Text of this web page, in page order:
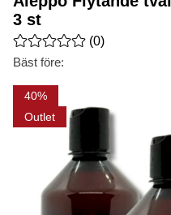
3 st
Medelbetyg 0 av 5 Antal
(0)
Bäst före:
40
Outlet
Produktbilder Aleppo